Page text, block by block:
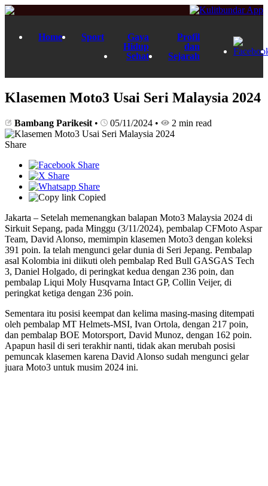
Home Sport
Gaya
Hidup
Sehat
Profil
dan
Sejarah
Klasemen Moto3 Usai Seri Malaysia 2024
Bambang Parikesit • 05/11/2024 • 2 min read
Share
Copied
Jakarta – Setelah memenangkan balapan Moto3 Malaysia 2024 di
Sirkuit Sepang, pada Minggu (3/11/2024), pembalap CFMoto Aspar
Team, David Alonso, memimpin klasemen Moto3 dengan koleksi
391 poin. Ia telah mengunci gelar dunia di Seri Jepang. Pembalap
asal Kolombia ini diikuti oleh pembalap Red Bull GASGAS Tech
3, Daniel Holgado, di peringkat kedua dengan 236 poin, dan
pembalap Liqui Moly Husqvarna Intact GP, Collin Veijer, di
peringkat ketiga dengan 236 poin.
Sementara itu posisi keempat dan kelima masing-masing ditempati
oleh pembalap MT Helmets-MSI, Ivan Ortola, dengan 217 poin,
dan pembalap BOE Motorsport, David Munoz, dengan 162 poin.
Apapun hasil di seri terakhir nanti, tidak akan merubah posisi
pemuncak klasemen karena David Alonso sudah mengunci gelar
juara Moto3 untuk musim 2024 ini.